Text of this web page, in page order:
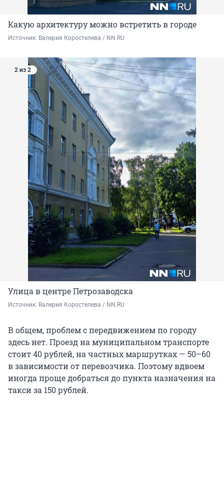
Какую архитектуру можно встретить в городе
Источник: Валерия Коростелева / NN.RU
2 из 2
Улица в центре Петрозаводска
Источник: Валерия Коростелева / NN.RU
В общем, проблем с передвижением по городу
здесь нет. Проезд на муниципальном транспорте
стоит 40 рублей, на частных маршрутках — 50–60
в зависимости от перевозчика. Поэтому вдвоем
иногда проще добраться до пункта назначения на
такси за 150 рублей.